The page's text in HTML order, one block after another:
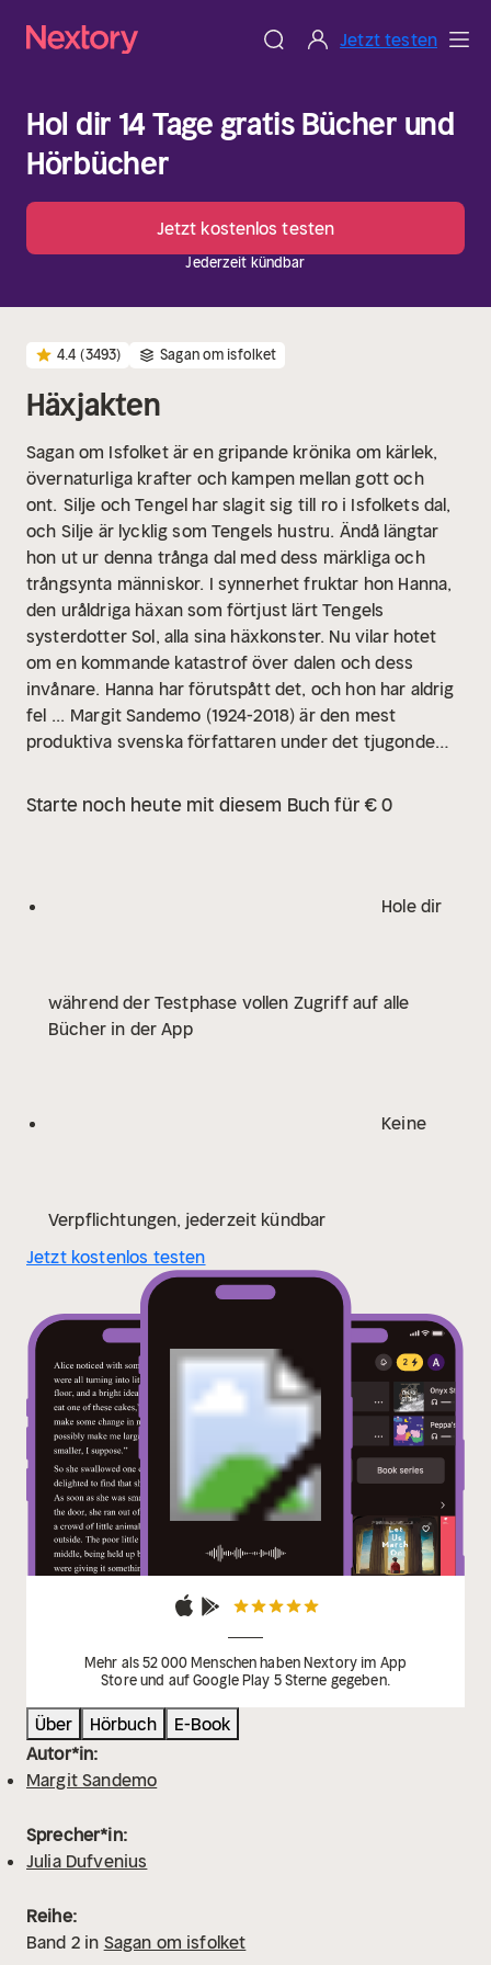
Jetzt testen
Hol dir 14 Tage gratis Bücher und
Hörbücher
Jetzt kostenlos testen
Jederzeit kündbar
4.4 (3493) Sagan om isfolket
Häxjakten
Sagan om Isfolket är en gripande krönika om kärlek,
övernaturliga krafter och kampen mellan gott och
ont. Silje och Tengel har slagit sig till ro i Isfolkets dal,
och Silje är lycklig som Tengels hustru. Ändå längtar
hon ut ur denna trånga dal med dess märkliga och
trångsynta människor. I synnerhet fruktar hon Hanna,
den uråldriga häxan som förtjust lärt Tengels
systerdotter Sol, alla sina häxkonster. Nu vilar hotet
om en kommande katastrof över dalen och dess
invånare. Hanna har förutspått det, och hon har aldrig
fel ... Margit Sandemo (1924-2018) är den mest
produktiva svenska författaren under det tjugonde
40 miljoner sålda exemplar i Skandinavien. SAGAN OM
Starte noch heute mit diesem Buch für € 0
Hole dir
während der Testphase vollen Zugriff auf alle
Bücher in der App
Keine
Verpflichtungen, jederzeit kündbar
Jetzt kostenlos testen
Mehr als 52 000 Menschen haben Nextory im App
Store und auf Google Play 5 Sterne gegeben.
Über Hörbuch
E-Book
Autor*in:
Margit Sandemo
Sprecher*in:
Julia Dufvenius
Reihe:
Band 2in Sagan om isfolket